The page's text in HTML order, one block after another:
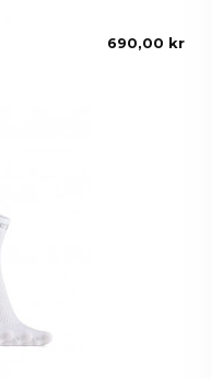
690,00 kr